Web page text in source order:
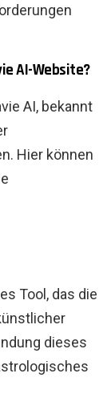
AI-Website?
AI, bekannt
Hier können
Tool, das die
dieses